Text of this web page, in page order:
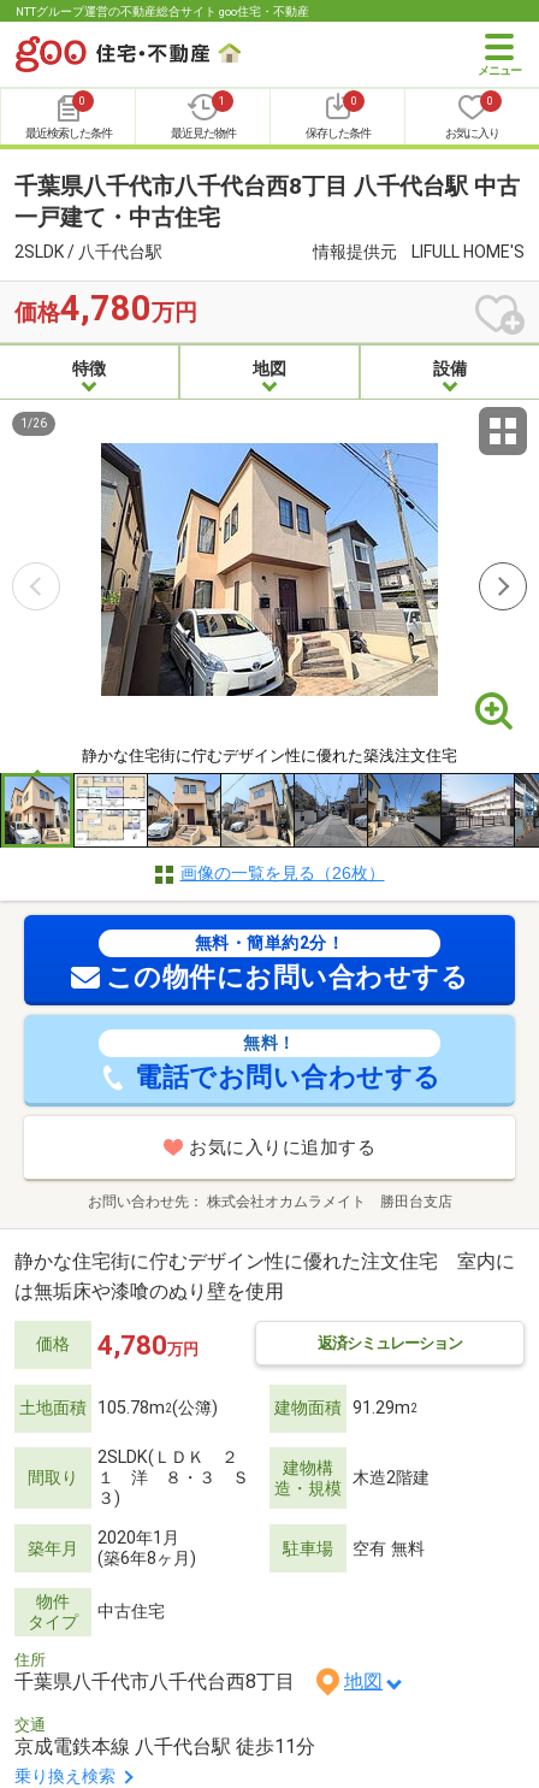
NTTグループ運営の不動産総合サイト goo住宅・不動産
0
最近検索した条件
1
最近見た物件
0
保存した条件
0
お気に入り
千葉県八千代市八千代台西8丁目 八千代台駅 中古
一戸建て・中古住宅
2SLDK / 八千代台駅 情報提供元 LIFULL HOME'S
価格4,780万円
特徴 地図 設備
静かな住宅街に佇むデザイン性に優れた築浅注文住宅
1 /26
画像の一覧を見る（26枚）
無料・簡単約2分！
この物件にお問い合わせする
無料！
電話でお問い合わせする
お気に入りに追加する
お問い合わせ先 株式会社オカムラメイト 勝田台支店
静かな住宅街に佇むデザイン性に優れた注文住宅 室内に
は無垢床や漆喰のぬり壁を使用
価格 返済シミュレーション
4,780万円
土地面積 105.78m2(公簿) 建物面積 91.29m2
間取り
2SLDK(ＬＤＫ ２
１ 洋 ８・３ Ｓ
３)
建物構
造・規模 木造2階建
築年月
2020年1月
(築6年8ヶ月)
駐車場 空有 無料
物件
タイプ
中古住宅
住所
千葉県八千代市八千代台西8丁目 地図
交通
京成電鉄本線 八千代台駅 徒歩11分
乗り換え検索